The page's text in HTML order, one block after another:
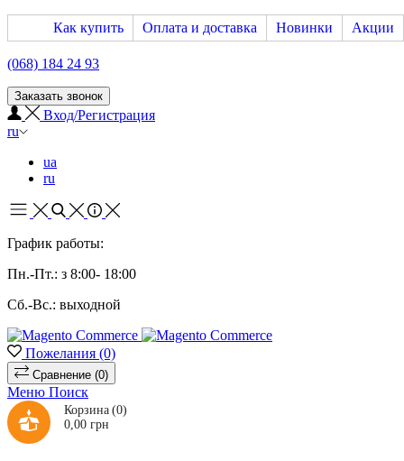
Как купить Оплата и доставка Новинки Акции
(068) 184 24 93
Заказать звонок
Вход/Регистрация
ru
ua
ru
График работы:
Пн.-Пт.: з 8:00- 18:00
Сб.-Вс.: выходной
Пожелания (0)
Сравнение (0)
Меню Поиск
Корзина (0)
0,00 грн